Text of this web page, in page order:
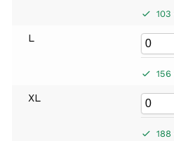
L
XL